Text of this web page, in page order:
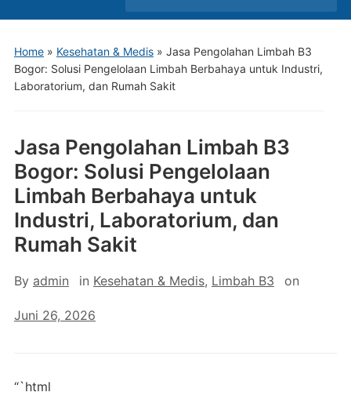
Home» Kesehatan & Medis» Jasa Pengolahan Limbah B3
Bogor: Solusi Pengelolaan Limbah Berbahaya untuk Industri,
Laboratorium, dan Rumah Sakit
Jasa Pengolahan Limbah B3
Bogor: Solusi Pengelolaan
Limbah Berbahaya untuk
Industri, Laboratorium, dan
Rumah Sakit
By admin in Kesehatan & Medis, Limbah B3 on
Juni 26, 2026
“`html